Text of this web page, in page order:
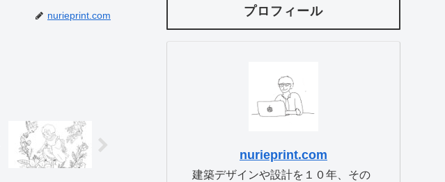
nurieprint.com プロフィール
nurieprint.com
建築デザインや設計を１０年、その